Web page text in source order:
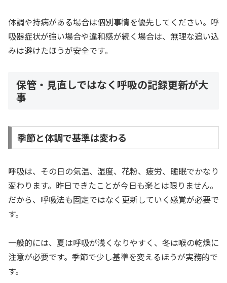
体調や持病がある場合は個別事情を優先してください。呼
吸器症状が強い場合や違和感が続く場合は、無理な追い込
みは避けたほうが安全です。
保管・見直しではなく呼吸の記録更新が大
事
季節と体調で基準は変わる
呼吸は、その日の気温、湿度、花粉、疲労、睡眠でかなり
変わります。昨日できたことが今日も楽とは限りません。
だから、呼吸法も固定ではなく更新していく感覚が必要で
す。
一般的には、夏は呼吸が浅くなりやすく、冬は喉の乾燥に
注意が必要です。季節で少し基準を変えるほうが実務的で
す。